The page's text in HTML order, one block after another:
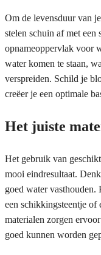
Om de levensduur van
stelen schuin af met
opnameoppervlak voor
water komen te staan,
verspreiden. Schild je
creëer je een optimale
Het juiste
Het gebruik van
mooi eindresultaat.
goed water vasthouden.
een schikkingsteentje of
materialen zorgen
goed kunnen worden